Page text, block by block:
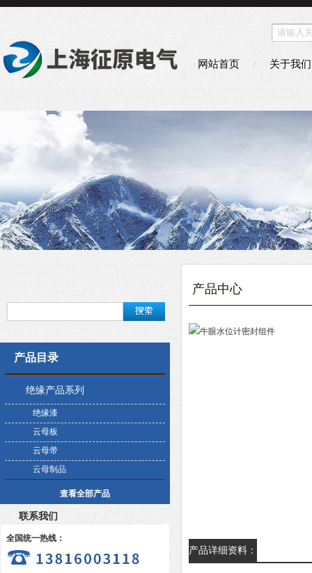
网站首页 关于我们
产品目录
绝缘产品系列
绝缘漆
云母板
云母带
云母制品
查看全部产品
联系我们
全国统一热线：
产品中心
产品详细资料：